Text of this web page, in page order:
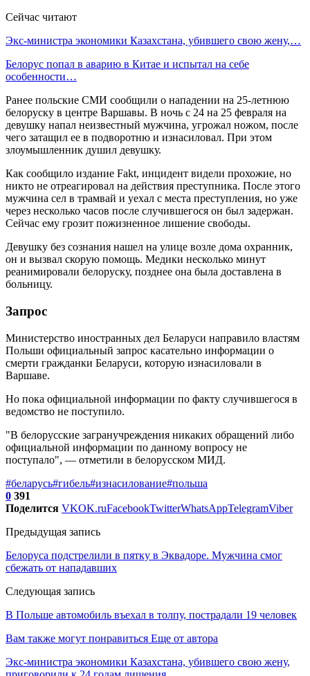
Сейчас читают
Экс-министра экономики Казахстана, убившего свою жену,…
Белорус попал в аварию в Китае и испытал на себе
особенности…
Ранее польские СМИ сообщили о нападении на 25-летнюю
белоруску в центре Варшавы. В ночь с 24 на 25 февраля на
девушку напал неизвестный мужчина, угрожал ножом, после
чего затащил ее в подворотню и изнасиловал. При этом
злоумышленник душил девушку.
Как сообщило издание Fakt, инцидент видели прохожие, но
никто не отреагировал на действия преступника. После этого
мужчина сел в трамвай и уехал с места преступления, но уже
через несколько часов после случившегося он был задержан.
Сейчас ему грозит пожизненное лишение свободы.
Девушку без сознания нашел на улице возле дома охранник,
он и вызвал скорую помощь. Медики несколько минут
реанимировали белоруску, позднее она была доставлена в
больницу.
Запрос
Министерство иностранных дел Беларуси направило властям
Польши официальный запрос касательно информации о
смерти гражданки Беларуси, которую изнасиловали в
Варшаве.
Но пока официальной информации по факту случившегося в
ведомство не поступило.
"В белорусские загранучреждения никаких обращений либо
официальной информации по данному вопросу не
поступало", — отметили в белорусском МИД.
#беларусь#гибель#изнасилование#польша
0 391
Поделится VKOK.ruFacebookTwitterWhatsAppTelegramViber
Предыдущая запись
Белоруса подстрелили в пятку в Эквадоре. Мужчина смог
сбежать от нападавших
Следующая запись
В Польше автомобиль въехал в толпу, пострадали 19 человек
Вам также могут понравиться Еще от автора
Экс-министра экономики Казахстана, убившего свою жену,